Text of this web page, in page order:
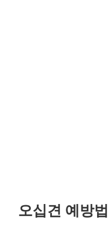
오십견 예방법